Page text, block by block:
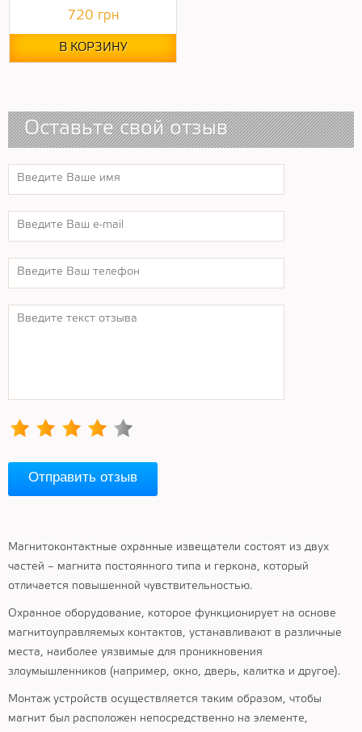
Магнитоконтактные охранные извещатели состоят из двух
частей – магнита постоянного типа и геркона, который
отличается повышенной чувствительностью.
Охранное оборудование, которое функционирует на основе
магнитоуправляемых контактов, устанавливают в различные
места, наиболее уязвимые для проникновения
злоумышленников (например, окно, дверь, калитка и другое).
Монтаж устройств осуществляется таким образом, чтобы
магнит был расположен непосредственно на элементе,
720 грн
В КОРЗИНУ
Оставьте свой отзыв
Отправить отзыв